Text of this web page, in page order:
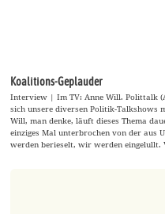
Koalitions-Geplauder
Interview | Im TV: Anne Will. Polittalk
sich unsere diversen Politik-Talkshows
Will, man denke, läuft dieses Thema
einziges Mal unterbrochen von der aus
werden berieselt, wir werden eingelullt.